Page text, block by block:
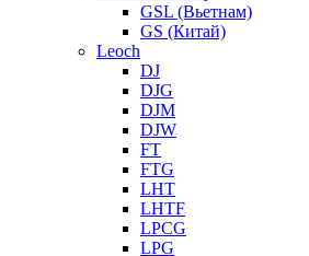
GSL (Вьетнам)
GS (Китай)
Leoch
DJ
DJG
DJM
DJW
FT
FTG
LHT
LHTF
LPCG
LPG